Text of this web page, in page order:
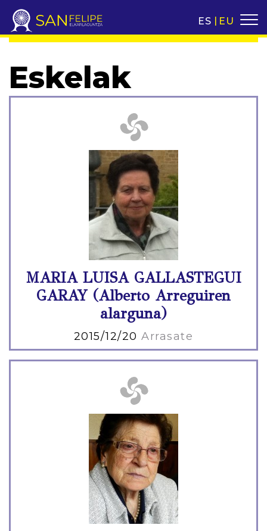
ES EU
Eskelak
MARIA LUISA GALLASTEGUI
GARAY (Alberto Arreguiren
alarguna)
2015/12/20 Arrasate